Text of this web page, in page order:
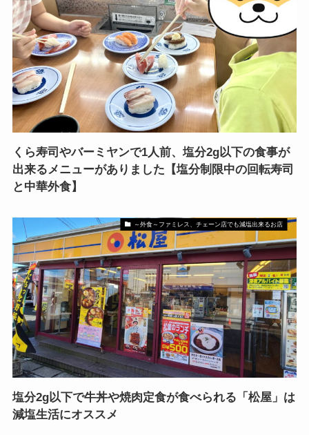
くら寿司やバーミヤンで1人前、塩分2g以下の食事が
出来るメニューがありました【塩分制限中の回転寿司
と中華外食】
～外食～ファミレス、チェーン店でも減塩出来るお店
塩分2g以下で牛丼や焼肉定食が食べられる「松屋」は
減塩生活にオススメ